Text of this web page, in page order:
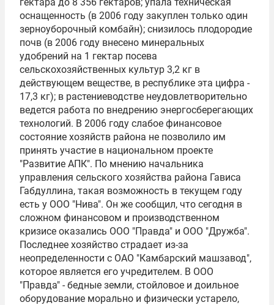
оснащенность (в 2006 году закуплен только один
зерноуборочный комбайн); снизилось плодородие
почв (в 2006 году внесено минеральных
удобрений на 1 гектар посева
сельскохозяйственных культур 3,2 кг в
действующем веществе, в республике эта цифра -
17,3 кг); в растениеводстве неудовлетворительно
ведется работа по внедрению энергосберегающих
технологий. В 2006 году слабое финансовое
состояние хозяйств района не позволило им
принять участие в национальном проекте
"Развитие АПК". По мнению начальника
управления сельского хозяйства района Гависа
Габдуллина, такая возможность в текущем году
есть у ООО "Нива". Он же сообщил, что сегодня в
сложном финансовом и производственном
кризисе оказались ООО "Правда" и ООО "Дружба".
Последнее хозяйство страдает из-за
неопределенности с ОАО "Камбарский машзавод",
которое является его учредителем. В ООО
"Правда" - бедные земли, стойловое и доильное
оборудование морально и физически устарело,